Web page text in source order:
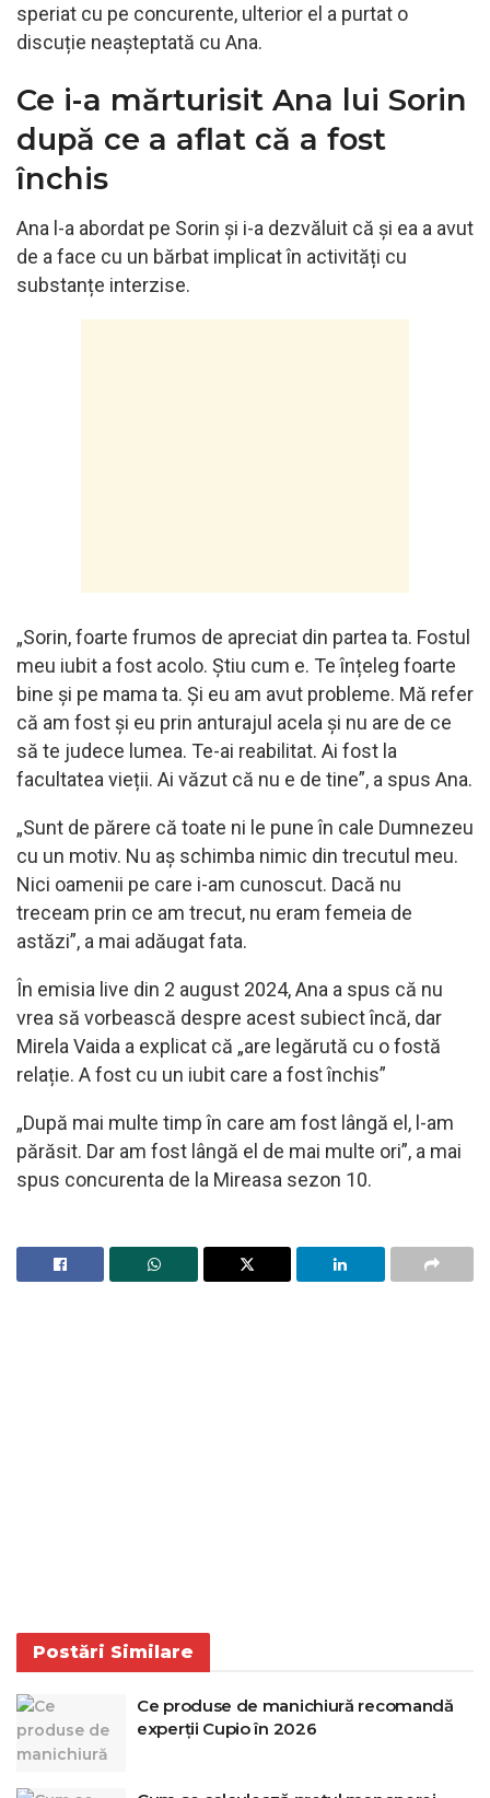
speriat cu pe concurente, ulterior el a purtat o
discuție neașteptată cu Ana.
Ce i-a mărturisit Ana lui Sorin
după ce a aflat că a fost
închis
Ana l-a abordat pe Sorin și i-a dezvăluit că și ea a avut
de a face cu un bărbat implicat în activități cu
substanțe interzise.
„Sorin, foarte frumos de apreciat din partea ta. Fostul
meu iubit a fost acolo. Știu cum e. Te înțeleg foarte
bine și pe mama ta. Și eu am avut probleme. Mă refer
că am fost și eu prin anturajul acela și nu are de ce
să te judece lumea. Te-ai reabilitat. Ai fost la
facultatea vieții. Ai văzut că nu e de tine”, a spus Ana.
„Sunt de părere că toate ni le pune în cale Dumnezeu
cu un motiv. Nu aș schimba nimic din trecutul meu.
Nici oamenii pe care i-am cunoscut. Dacă nu
treceam prin ce am trecut, nu eram femeia de
astăzi”, a mai adăugat fata.
În emisia live din 2 august 2024, Ana a spus că nu
vrea să vorbească despre acest subiect încă, dar
Mirela Vaida a explicat că „are legărută cu o fostă
relație. A fost cu un iubit care a fost închis”
„După mai multe timp în care am fost lângă el, l-am
părăsit. Dar am fost lângă el de mai multe ori”, a mai
spus concurenta de la Mireasa sezon 10.
Postări Similare
Ce produse de manichiură recomandă
experții Cupio în 2026